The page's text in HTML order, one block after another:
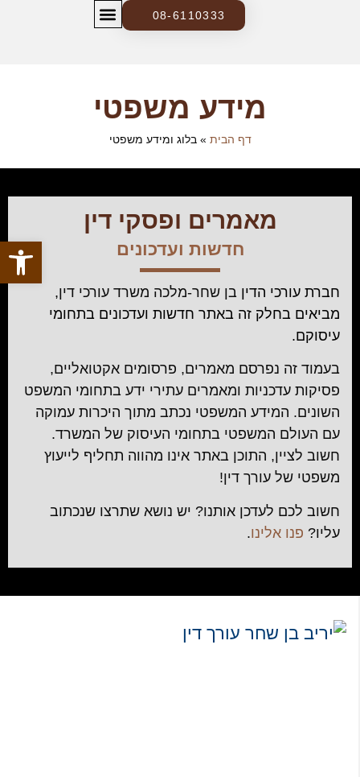
08-6110333
מידע משפטי
דף הבית »בלוג ומידע משפטי
מאמרים ופסקי דין
חדשות ועדכונים
חברת עורכי הדין בן שחר-מלכה משרד עורכי דין,
מביאים בחלק זה באתר חדשות ועדכונים בתחומי
עיסוקם.
בעמוד זה נפרסם מאמרים, פרסומים אקטואליים,
פסיקות עדכניות ומאמרים עתירי ידע בתחומי המשפט
השונים. המידע המשפטי נכתב מתוך היכרות עמוקה
עם העולם המשפטי בתחומי העיסוק של המשרד.
חשוב לציין, התוכן באתר אינו מהווה תחליף לייעוץ
משפטי של עורך דין!
חשוב לכם לעדכן אותנו? יש נושא שתרצו שנכתוב
עליו? פנו אלינו.
פתח